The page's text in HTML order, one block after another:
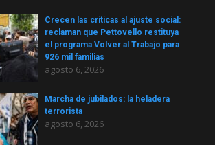
Crecen las críticas al ajuste social:
reclaman que Pettovello restituya
el programa Volver al Trabajo para
926 mil familias
agosto 6, 2026
Marcha de jubilados: la heladera
terrorista
agosto 6, 2026